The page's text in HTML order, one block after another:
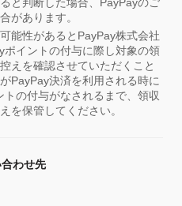
と判断した場合、PayPayのご
があります。
能性があるとPayPay株式会社
ポイントの付与に際し対象の領
えを確認させていただくこと
PayPay決済を利用される時に
トの付与がなされるまで、領収
を保管してください。
わせ先